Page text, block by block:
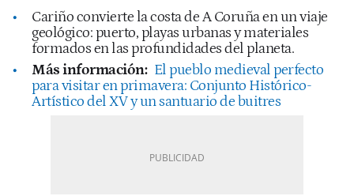
Cariño convierte la costa de A Coruña en un viaje
geológico: puerto, playas urbanas y materiales
formados en las profundidades del planeta.
Más información: El pueblo medieval perfecto
para visitar en primavera: Conjunto Histórico-
Artístico del XV y un santuario de buitres